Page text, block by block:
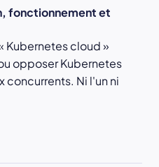
fonctionnement et
Kubernetes cloud »
opposer Kubernetes
Ni l'un ni